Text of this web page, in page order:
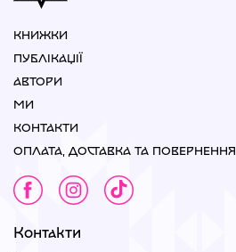
КНИЖКИ
ПУБЛІКАЦІЇ
АВТОРИ
МИ
КОНТАКТИ
ОПЛАТА, ДОСТАВКА ТА ПОВЕРНЕННЯ
Контакти